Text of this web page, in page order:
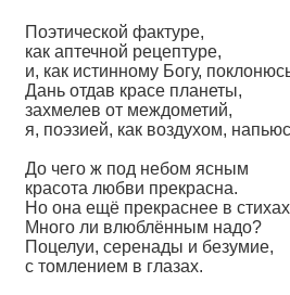
Поэтической фактуре,
как аптечной рецептуре,
и, как истинному Богу,
Дань отдав красе планеты,
захмелев от междометий,
я, поэзией, как воздухом,
До чего ж под небом ясным
красота любви прекрасна.
Но она ещё прекраснее в
Много ли влюблённым надо?
Поцелуи, серенады и безумие,
с томлением в глазах.